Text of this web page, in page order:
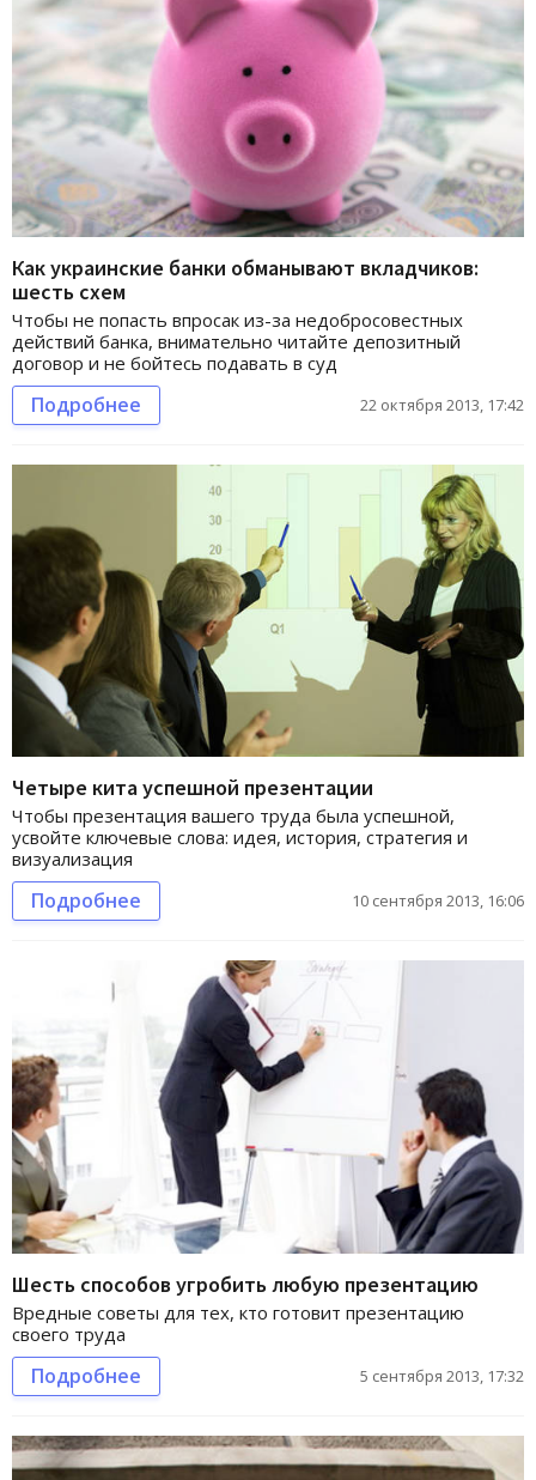
Как украинские банки обманывают вкладчиков:
шесть схем
Чтобы не попасть впросак из-за недобросовестных
действий банка, внимательно читайте депозитный
договор и не бойтесь подавать в суд
Подробнее 22 октября 2013, 17:42
Четыре кита успешной презентации
Чтобы презентация вашего труда была успешной,
усвойте ключевые слова: идея, история, стратегия и
визуализация
Подробнее 10 сентября 2013, 16:06
Шесть способов угробить любую презентацию
Вредные советы для тех, кто готовит презентацию
своего труда
Подробнее 5 сентября 2013, 17:32